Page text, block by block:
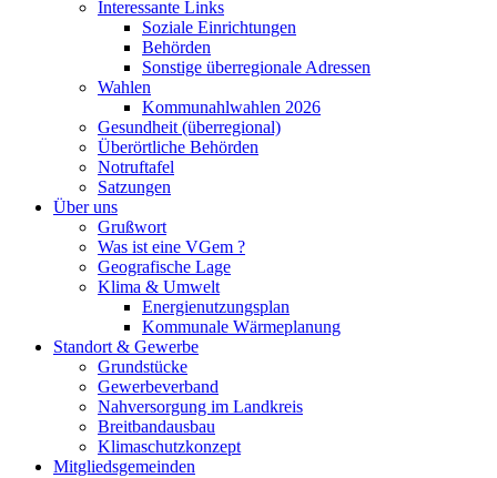
Interessante Links
Soziale Einrichtungen
Behörden
Sonstige überregionale Adressen
Wahlen
Kommunahlwahlen 2026
Gesundheit (überregional)
Überörtliche Behörden
Notruftafel
Satzungen
Über uns
Grußwort
Was ist eine VGem ?
Geografische Lage
Klima & Umwelt
Energienutzungsplan
Kommunale Wärmeplanung
Standort & Gewerbe
Grundstücke
Gewerbeverband
Nahversorgung im Landkreis
Breitbandausbau
Klimaschutzkonzept
Mitgliedsgemeinden